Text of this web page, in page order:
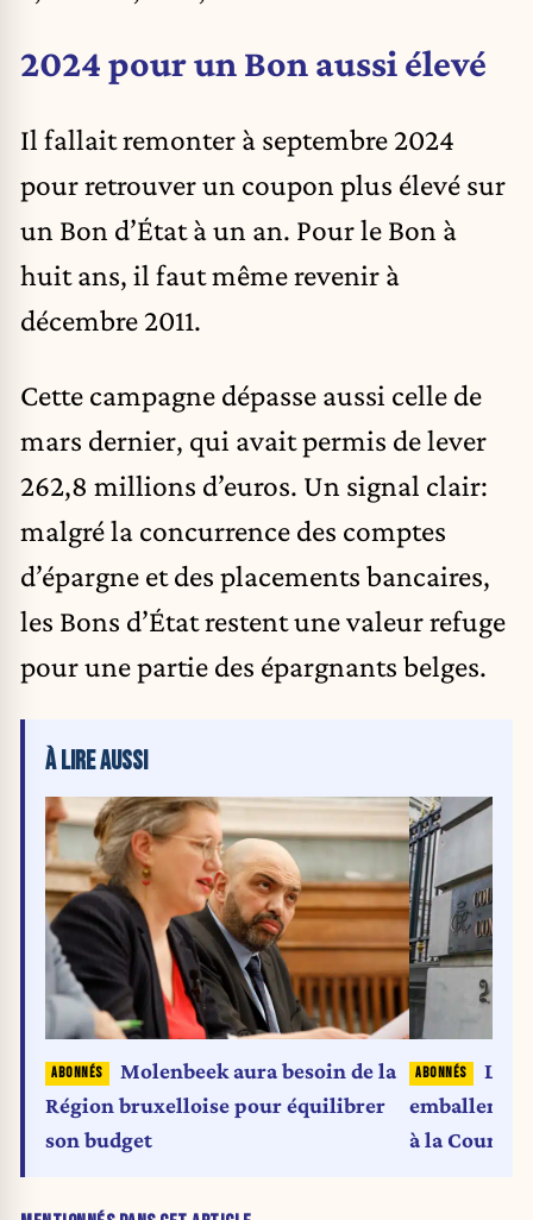
2024 pour un Bon aussi élevé
Il fallait remonter à septembre 2024
pour retrouver un coupon plus élevé sur
un Bon d’État à un an. Pour le Bon à
huit ans, il faut même revenir à
décembre 2011.
Cette campagne dépasse aussi celle de
mars dernier, qui avait permis de lever
262,8 millions d’euros. Un signal clair:
malgré la concurrence des comptes
d’épargne et des placements bancaires,
les Bons d’État restent une valeur refuge
pour une partie des épargnants belges.
À LIRE AUSSI
Molenbeek aura besoin de la
Région bruxelloise pour équilibrer
son budget
La
à la Cour